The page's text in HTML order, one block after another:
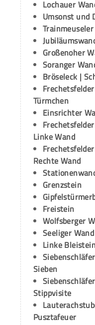
Lochauer
Umsonst und
Großenoher
Soranger
Bröseleck |
Türmchen
Einsrichter
Linke Wand
Rechte Wand
Grenzstein
Freistein
Wolfsberger
Seeliger Wand
Linke
Sieben
Stippvisite
Pusztafeuer